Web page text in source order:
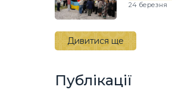
24 березня
Дивитися ще
Публікації